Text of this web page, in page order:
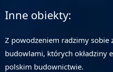
Inne obiekty:
Z powodzeniem radzimy sobie
budowlami, których okładziny
polskim budownictwie.